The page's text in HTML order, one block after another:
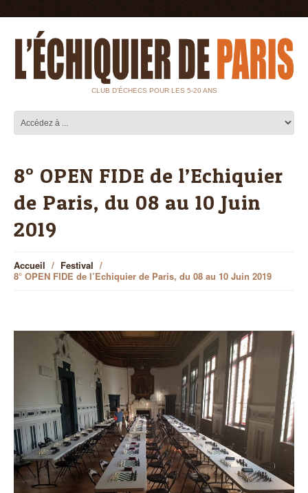
CLUB D'ÉCHECS POUR LES 5-20 ANS
8° OPEN FIDE de l’Echiquier
de Paris, du 08 au 10 Juin
2019
Accueil
Festival
8° OPEN FIDE de l’Echiquier de Paris, du 08 au 10 Juin 2019